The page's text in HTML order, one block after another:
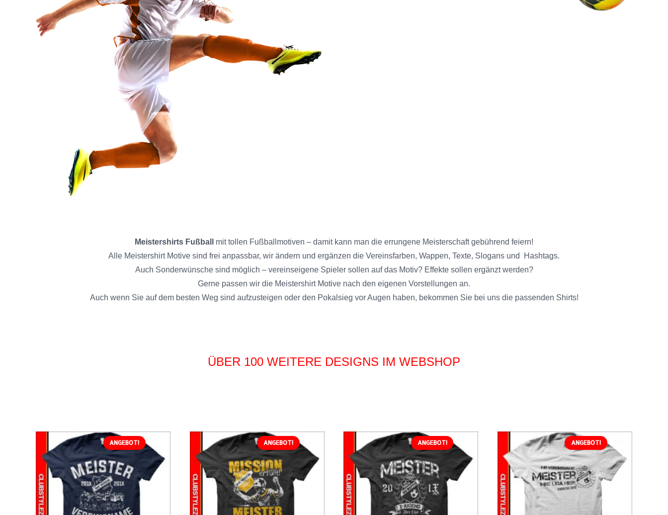
Meistershirts Fußball
mit tollen Fußballmotiven – damit kann man die errungene Meisterschaft gebührend feiern!
Alle Meistershirt Motive sind frei anpassbar, wir ändern und ergänzen die Vereinsfarben, Wappen, Texte, Slogans und Hashtags.
Auch Sonderwünsche sind möglich – vereinseigene Spieler sollen auf das Motiv? Effekte sollen ergänzt werden?
Gerne passen wir die Meistershirt Motive nach den eigenen Vorstellungen an.
Auch wenn Sie auf dem besten Weg sind aufzusteigen oder den Pokalsieg vor Augen haben, bekommen Sie bei uns die passenden Shirts!
ÜBER 100 WEITERE DESIGNS IM WEBSHOP
ANGEBOT! ANGEBOT! ANGEBOT! ANGEBOT!